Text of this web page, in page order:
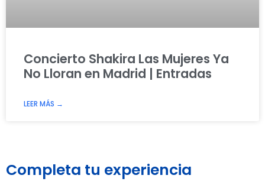
Concierto Shakira Las Mujeres Ya
No Lloran en Madrid | Entradas
LEER MÁS →
Completa tu experiencia